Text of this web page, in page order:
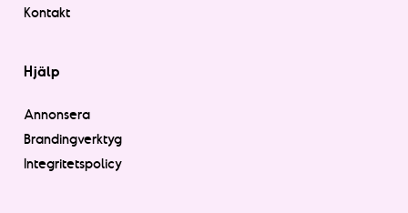
Kontakt
Hjälp
Annonsera
Brandingverktyg
Integritetspolicy